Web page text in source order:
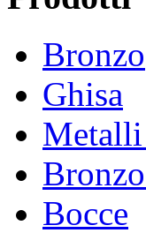
Bronzo
Ghisa
Bocce